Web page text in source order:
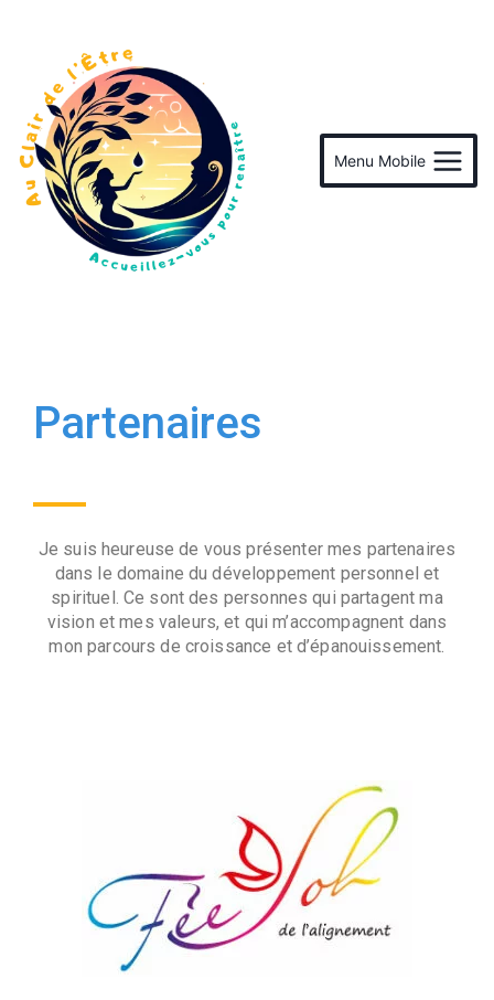
Menu Mobile
Partenaires
Je suis heureuse de vous présenter mes partenaires
dans le domaine du développement personnel et
spirituel. Ce sont des personnes qui partagent ma
vision et mes valeurs, et qui m’accompagnent dans
mon parcours de croissance et d’épanouissement.